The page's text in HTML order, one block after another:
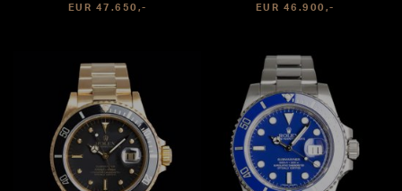
EUR 47.650,- EUR 46.900,-